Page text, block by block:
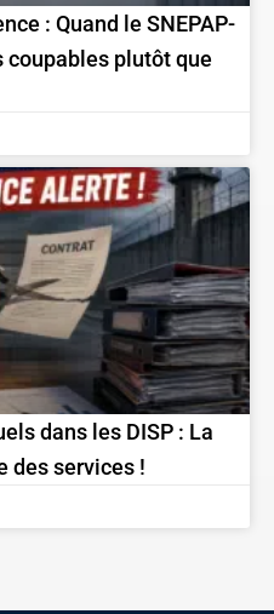
: Quand le SNEPAP-
coupables plutôt que
dans les DISP : La
des services !